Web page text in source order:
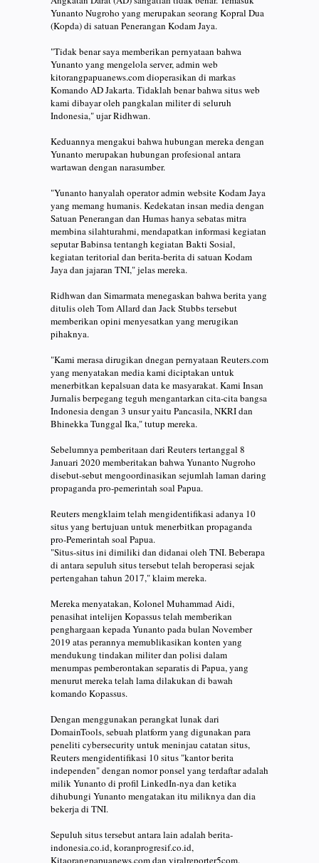
Yunanto Nugroho yang merupakan seorang Kopral Dua
(Kopda) di satuan Penerangan Kodam Jaya.
"Tidak benar saya memberikan pernyataan bahwa
Yunanto yang mengelola server, admin web
kitorangpapuanews.com dioperasikan di markas
Komando AD Jakarta. Tidaklah benar bahwa situs web
kami dibayar oleh pangkalan militer di seluruh
Indonesia," ujar Ridhwan.
Keduannya mengakui bahwa hubungan mereka dengan
Yunanto merupakan hubungan profesional antara
wartawan dengan narasumber.
"Yunanto hanyalah operator admin website Kodam Jaya
yang memang humanis. Kedekatan insan media dengan
Satuan Penerangan dan Humas hanya sebatas mitra
membina silahturahmi, mendapatkan informasi kegiatan
seputar Babinsa tentangh kegiatan Bakti Sosial,
kegiatan teritorial dan berita-berita di satuan Kodam
Jaya dan jajaran TNI," jelas mereka.
Ridhwan dan Simarmata menegaskan bahwa berita yang
ditulis oleh Tom Allard dan Jack Stubbs tersebut
memberikan opini menyesatkan yang merugikan
pihaknya.
"Kami merasa dirugikan dnegan pernyataan Reuters.com
yang menyatakan media kami diciptakan untuk
menerbitkan kepalsuan data ke masyarakat. Kami Insan
Jurnalis berpegang teguh mengantarkan cita-cita bangsa
Indonesia dengan 3 unsur yaitu Pancasila, NKRI dan
Bhinekka Tunggal Ika," tutup mereka.
Sebelumnya pemberitaan dari Reuters tertanggal 8
Januari 2020 memberitakan bahwa Yunanto Nugroho
disebut-sebut mengoordinasikan sejumlah laman daring
propaganda pro-pemerintah soal Papua.
Reuters mengklaim telah mengidentifikasi adanya 10
situs yang bertujuan untuk menerbitkan propaganda
pro-Pemerintah soal Papua.
"Situs-situs ini dimiliki dan didanai oleh TNI. Beberapa
di antara sepuluh situs tersebut telah beroperasi sejak
pertengahan tahun 2017," klaim mereka.
Mereka menyatakan, Kolonel Muhammad Aidi,
penasihat intelijen Kopassus telah memberikan
penghargaan kepada Yunanto pada bulan November
2019 atas perannya memublikasikan konten yang
mendukung tindakan militer dan polisi dalam
menumpas pemberontakan separatis di Papua, yang
menurut mereka telah lama dilakukan di bawah
komando Kopassus.
Dengan menggunakan perangkat lunak dari
DomainTools, sebuah platform yang digunakan para
peneliti cybersecurity untuk meninjau catatan situs,
Reuters mengidentifikasi 10 situs "kantor berita
independen" dengan nomor ponsel yang terdaftar adalah
milik Yunanto di profil LinkedIn-nya dan ketika
dihubungi Yunanto mengatakan itu miliknya dan dia
bekerja di TNI.
Sepuluh situs tersebut antara lain adalah berita-
indonesia.co.id, koranprogresif.co.id,
Kitaorangpapuanews.com dan viralreporter5com.